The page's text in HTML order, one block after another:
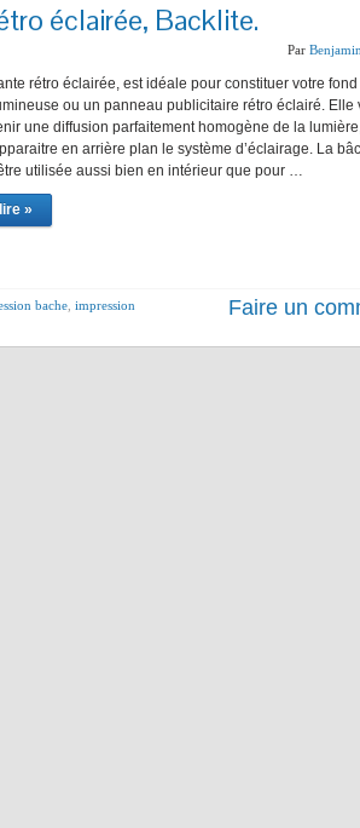
éclairée, Backlite.
Par
rétro éclairée, est idéale pour constituer votre
ou un panneau publicitaire rétro éclairé. Elle
une diffusion parfaitement homogène de la
en arrière plan le système d’éclairage. La
utilisée aussi bien en intérieur que pour …
»
bache impression
Faire un